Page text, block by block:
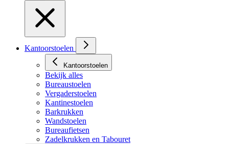
Kantoorstoelen
Kantoorstoelen
Bekijk alles
Bureaustoelen
Vergaderstoelen
Kantinestoelen
Barkrukken
Wandstoelen
Bureaufietsen
Zadelkrukken en Tabouret